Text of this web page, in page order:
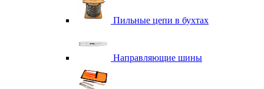
Пильные цепи в бухтах
Направляющие шины